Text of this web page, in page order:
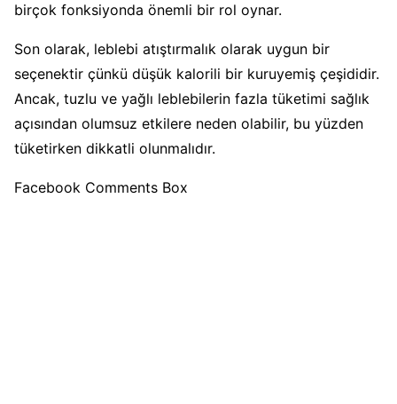
birçok fonksiyonda önemli bir rol oynar.
Son olarak, leblebi atıştırmalık olarak uygun bir
seçenektir çünkü düşük kalorili bir kuruyemiş çeşididir.
Ancak, tuzlu ve yağlı leblebilerin fazla tüketimi sağlık
açısından olumsuz etkilere neden olabilir, bu yüzden
tüketirken dikkatli olunmalıdır.
Facebook Comments Box